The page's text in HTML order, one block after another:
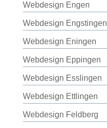
Webdesign Engen
Webdesign Engstingen
Webdesign Eningen
Webdesign Eppingen
Webdesign Esslingen
Webdesign Ettlingen
Webdesign Feldberg